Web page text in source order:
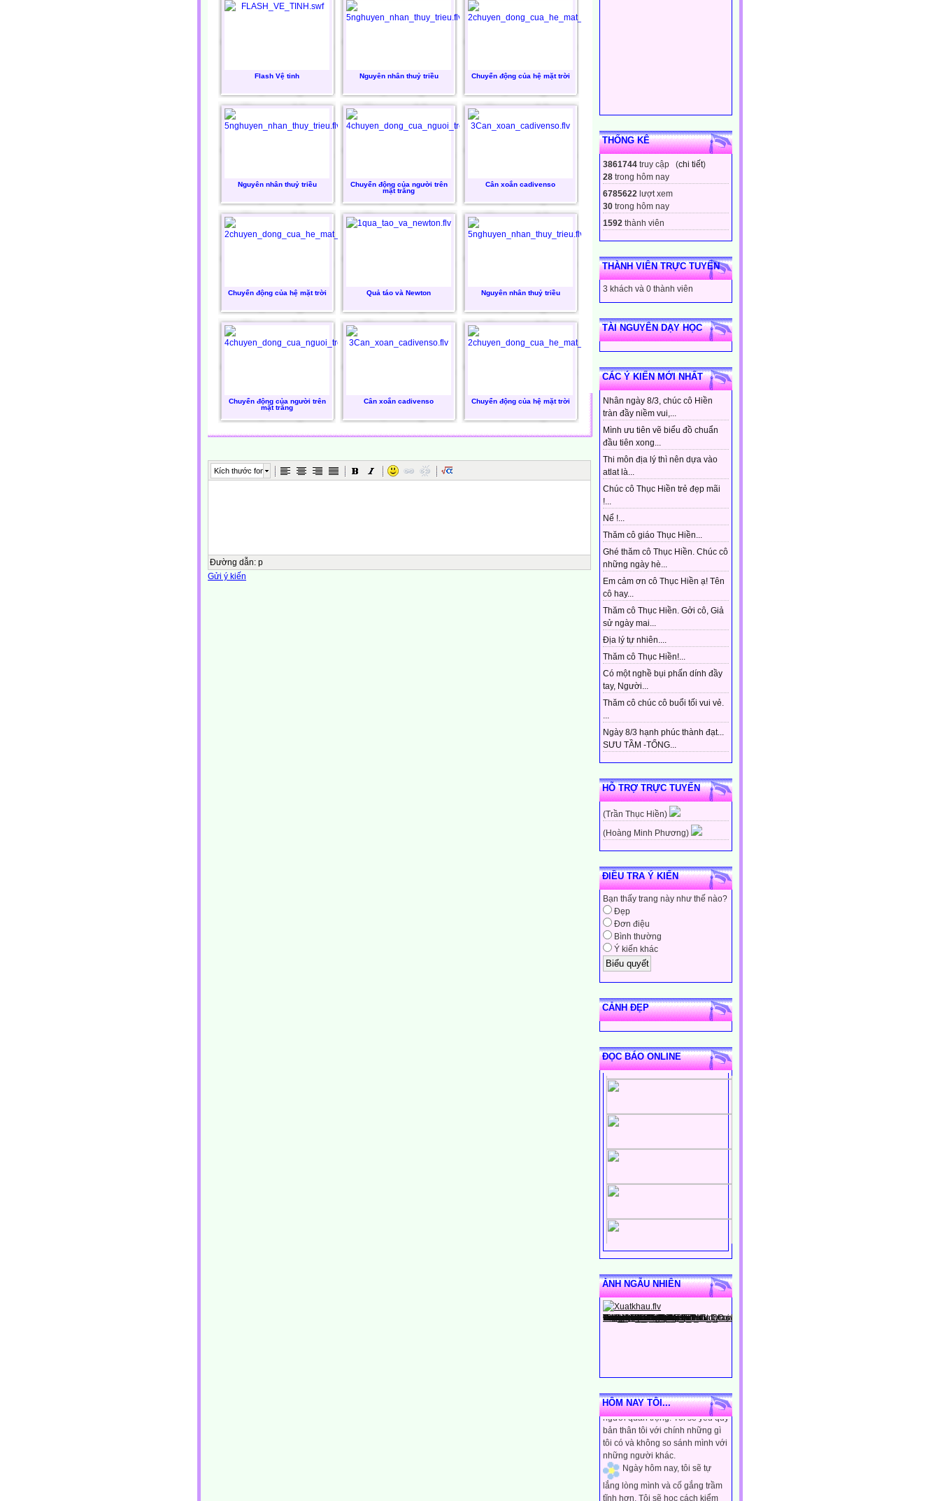
THỐNG KÊ
3861744 truy cập (chi tiết)
28 trong hôm nay
6785622 lượt xem
30 trong hôm nay
1592 thành viên
THÀNH VIÊN TRỰC TUYẾN
3 khách và 0 thành viên
TÀI NGUYÊN DẠY HỌC
CÁC Ý KIẾN MỚI NHẤT
Nhân ngày 8/3, chúc cô Hiền
tràn đầy niềm vui,...
Mình ưu tiên vẽ biểu đồ chuẩn
đầu tiên xong...
Thi môn địa lý thì nên dựa vào
atlat là...
Chúc cô Thục Hiền trẻ đẹp mãi
!...
Nể !...
Thăm cô giáo Thục Hiền...
Ghé thăm cô Thục Hiền. Chúc cô
những ngày hè...
Em cảm ơn cô Thục Hiền ạ! Tên
cô hay...
Thăm cô Thục Hiền. Gởi cô, Giả
sử ngày mai...
Địa lý tự nhiên....
Thăm cô Thục Hiền!...
Có một nghề bụi phấn dính đầy
tay, Người...
Thăm cô chúc cô buổi tối vui vẻ.
...
Ngày 8/3 hạnh phúc thành đạt...
SƯU TẦM -TỔNG...
HỖ TRỢ TRỰC TUYẾN
(Trần Thục Hiền)
(Hoàng Minh Phương)
ĐIỀU TRA Ý KIẾN
Bạn thấy trang này như thế nào?
Đẹp
Đơn điệu
Bình thường
Ý kiến khác
CẢNH ĐẸP
ĐỌC BÁO ONLINE
ẢNH NGẪU NHIÊN
HÔM NAY TÔI...
Ngày hôm nay, tôi sẽ tin
rằng mình là người đặc biệt, một
người quan trọng. Tôi sẽ yêu quý
bản thân tôi với chính những gì
tôi có và không so sánh mình với
những người khác.
Ngày hôm nay, tôi sẽ tự
lắng lòng mình và cố gắng trầm
tĩnh hơn. Tôi sẽ học cách kiểm
Flash Vệ tinh Nguyên nhân thuỷ triều Chuyển động của hệ mặt trời
Nguyên nhân thuỷ triều
Chuyển động của người trên
mặt trăng
Cân xoắn cadivenso
Chuyển động của hệ mặt trời Quả táo và Newton Nguyên nhân thuỷ triều
Chuyển động của người trên
mặt trăng
Cân xoắn cadivenso Chuyển động của hệ mặt trời
Kích thước font
Đường dẫn: p
Gửi ý kiến